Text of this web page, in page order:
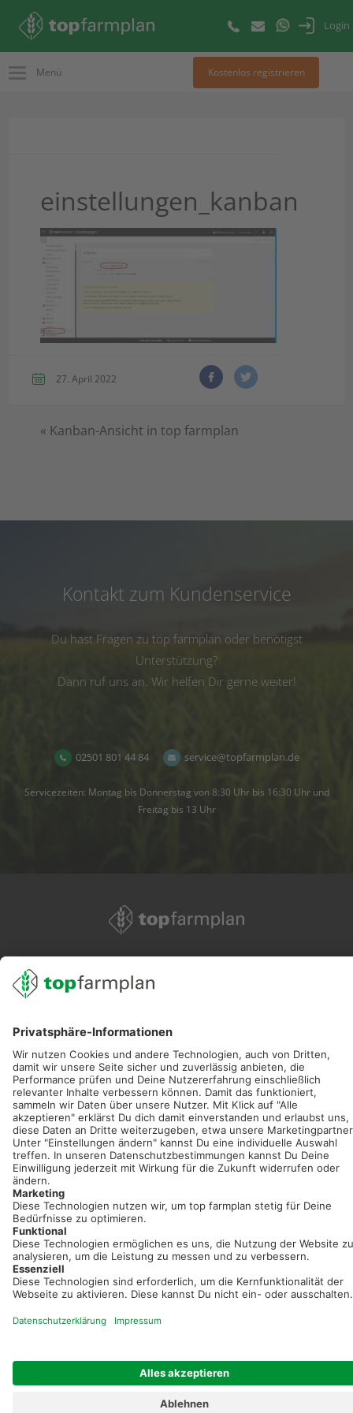
Login
Menü Kostenlos registrieren
einstellungen_kanban
27. April 2022
« Kanban-Ansicht in top farmplan
Kontakt zum Kundenservice
Du hast Fragen zu top farmplan oder benötigst
Unterstützung?
Dann ruf uns an. Wir helfen Dir gerne weiter!
02501 801 44 84 service@topfarmplan.de
Servicezeiten: Montag bis Donnerstag von 8:30 Uhr bis 16:30 Uhr und
Freitag bis 13 Uhr
service@topfarmplan.de
Sei immer auf dem Laufenden!
Neue Features, spannende Tipps und hilfreiche Anleitungen!
Registriere dich kostenlos!
einfach und bequem!
Kostenlos registrieren & sofort starten
Impressum Kontakt & Hilfe